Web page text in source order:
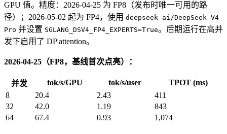
GPU 值。精度：2026-04-25 为 FP8（发布时唯一可用的路
径）；2026-05-02 起为 FP4，使用 deepseek-ai/DeepSeek-V4-
Pro 并设置 SGLANG_DSV4_FP4_EXPERTS=True。后期运行在高并
发下启用了 DP attention。
2026-04-25（FP8，基线首次点亮）：
并发 tok/s/GPU tok/s/user
TPOT (ms)
8
20.4 2.43
411
32
42.0 1.19
843
64
67.4 0.93 1,074